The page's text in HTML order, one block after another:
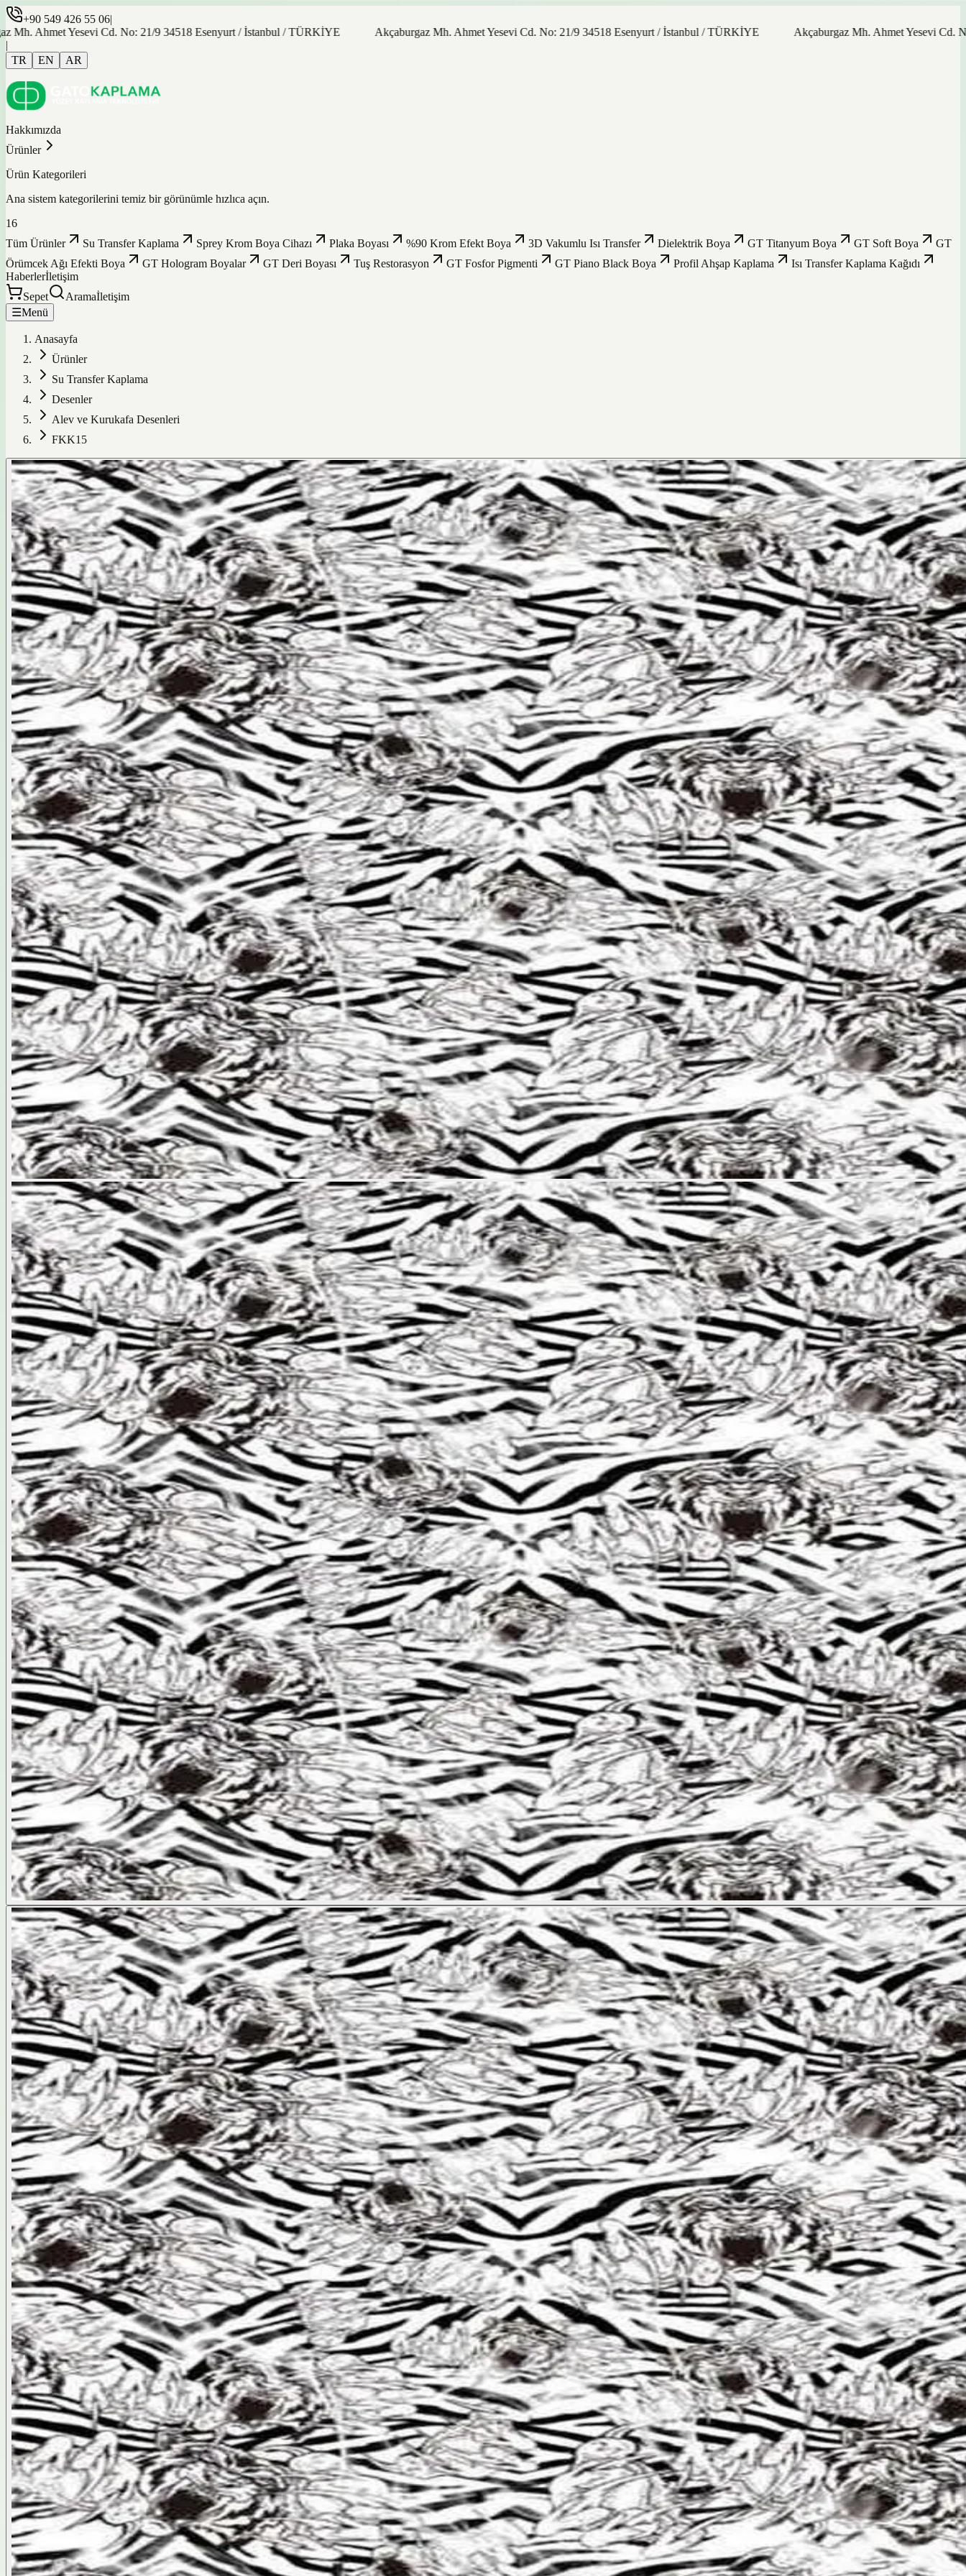
+90 549 426 55 06|
Yesevi Cd. No: 21/9 34518 Esenyurt / İstanbul / TÜRKİYE
Akçaburgaz Mh. Ahmet Yesevi Cd. No: 21/9 34518 Esenyurt / İstanbul / TÜRKİYE
Akçaburgaz Mh. Ahmet Yesevi Cd. No: 21/
|
TR
EN AR
Hakkımızda
Ürünler
Ürün Kategorileri
Ana sistem kategorilerini temiz bir görünümle hızlıca açın.
16
Tüm Ürünler
Su Transfer Kaplama Sprey Krom Boya Cihazı Plaka Boyası %90 Krom Efekt Boya 3D Vakumlu Isı Transfer Dielektrik Boya GT Titanyum Boya GT Soft Boya
GT
Örümcek Ağı Efekti Boya
GT Hologram Boyalar GT Deri Boyası Tuş Restorasyon GT Fosfor Pigmenti GT Piano Black Boya Profil Ahşap Kaplama
Isı Transfer Kaplama Kağıdı
Haberlerİletişim
Sepet
Aramaİletişim
☰Menü
Anasayfa
Ürünler
Su Transfer Kaplama
Desenler
Alev ve Kurukafa Desenleri
FKK15